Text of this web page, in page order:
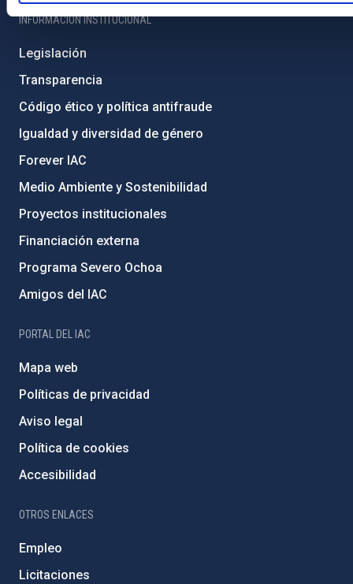
INFORMACIÓN INSTITUCIONAL
Legislación
Transparencia
Código ético y política antifraude
Igualdad y diversidad de género
Forever IAC
Medio Ambiente y Sostenibilidad
Proyectos institucionales
Financiación externa
Programa Severo Ochoa
Amigos del IAC
PORTAL DEL IAC
Mapa web
Políticas de privacidad
Aviso legal
Política de cookies
Accesibilidad
OTROS ENLACES
Empleo
Licitaciones